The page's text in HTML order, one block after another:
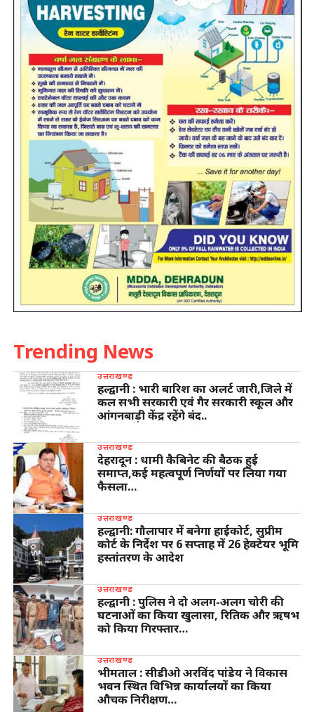
Trending News
उत्तराखण्ड
हल्द्वानी : भारी बारिश का अलर्ट जारी,जिले में
कल सभी सरकारी एवं गैर सरकारी स्कूल और
आंगनबाड़ी केंद्र रहेंगे बंद..
उत्तराखण्ड
देहरादून : धामी कैबिनेट की बैठक हुई
समाप्त,कई महत्वपूर्ण निर्णयों पर लिया गया
फैसला…
उत्तराखण्ड
हल्द्वानी: गौलापार में बनेगा हाईकोर्ट, सुप्रीम
कोर्ट के निर्देश पर 6 सप्ताह में 26 हेक्टेयर भूमि
हस्तांतरण के आदेश
उत्तराखण्ड
हल्द्वानी : पुलिस ने दो अलग-अलग चोरी की
घटनाओं का किया खुलासा, रितिक और ऋषभ
को किया गिरफ्तार…
उत्तराखण्ड
भीमताल : सीडीओ अरविंद पांडेय ने विकास
भवन स्थित विभिन्न कार्यालयों का किया
औचक निरीक्षण…